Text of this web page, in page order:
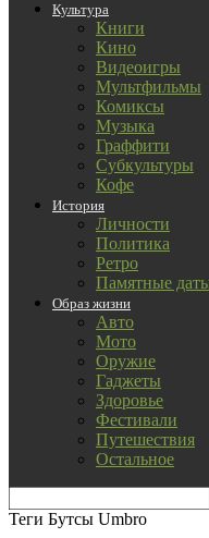
Культура
Книги
Кино
Видеоигры
Мультфильмы
Комиксы
Музыка
Граффити
Субкультуры
Кофе
История
Личности
Политика
Ретро
Памятные
Образ жизни
Авто
Мото
Оружие
Гаджеты
Здоровье
Фестивали
Путешествия
Остальное
Теги Бутсы Umbro